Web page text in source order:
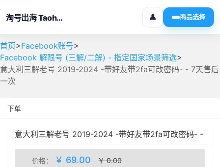
淘号出海 Taohaochuhai 👤 商品选择
首页>Facebook账号>
Facebook 解限号 (三解/二解) - 指定国家场景筛选>
意大利三解老号 2019-2024 -带好友带2fa可改密码- - 7天售后
一次
下单
意大利三解老号 2019-2024 -带好友带2fa可改密码- -
7天售后一次 自动发货 库存(30)
价格： ￥ 69.00 ￥ 0.00